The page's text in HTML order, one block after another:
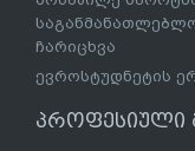
ჩარიცხვა
ევროსტუდნეტის
პროფესიული